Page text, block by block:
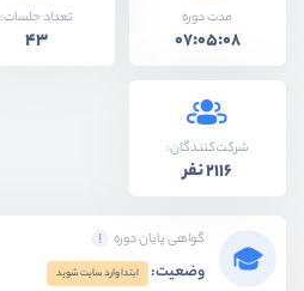
مدت دوره
07:05:08
تعداد جلسات:
43
شرکت‌کنندگان:
2116 نفر
گواهی پایان دوره
وضعیت: ابتدا وارد سایت شوید